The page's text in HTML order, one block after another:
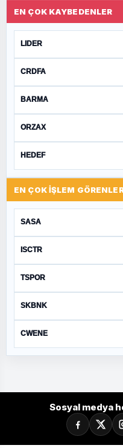
EN ÇOK KAYBEDENLER
LIDER
CRDFA
BARMA
ORZAX
HEDEF
EN ÇOK İŞLEM
SASA
ISCTR
TSPOR
SKBNK
CWENE
Sosyal medya